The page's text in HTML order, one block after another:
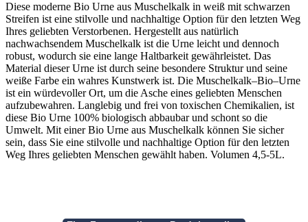
Diese moderne Bio Urne aus Muschelkalk in weiß mit schwarzen
Streifen ist eine stilvolle und nachhaltige Option für den letzten Weg
Ihres geliebten Verstorbenen. Hergestellt aus natürlich
nachwachsendem Muschelkalk ist die Urne leicht und dennoch
robust, wodurch sie eine lange Haltbarkeit gewährleistet. Das
Material dieser Urne ist durch seine besondere Strukturund seine
weiße Farbe ein wahres Kunstwerk ist. Die Muschelkalk–Bio–Urne
ist ein würdevollerOrt, um die Asche eines geliebten Menschen
aufzubewahren. Langlebig und frei von toxischen Chemikalien, ist
diese Bio Urne 100% biologisch abbaubar und schont so die
Umwelt. Mit einer Bio Urne aus Muschelkalk können Sie sicher
sein, dass Sie eine stilvolle und nachhaltige Option für den letzten
Weg Ihres geliebten Menschen gewählt haben. Volumen 4,5-5L.